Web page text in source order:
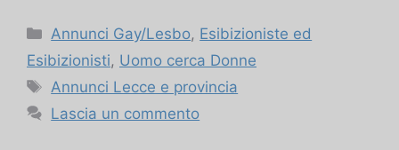
video
Categorie
Annunci Gay/Lesbo, Esibizioniste ed
Esibizionisti, Uomo cerca Donne
Tag
Annunci Lecce e provincia
Lascia un commento